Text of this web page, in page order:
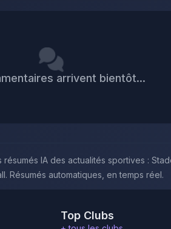
arrivent bientôt...
IA des actualités sportives :
Résumés automatiques, en temps réel.
Top Clubs